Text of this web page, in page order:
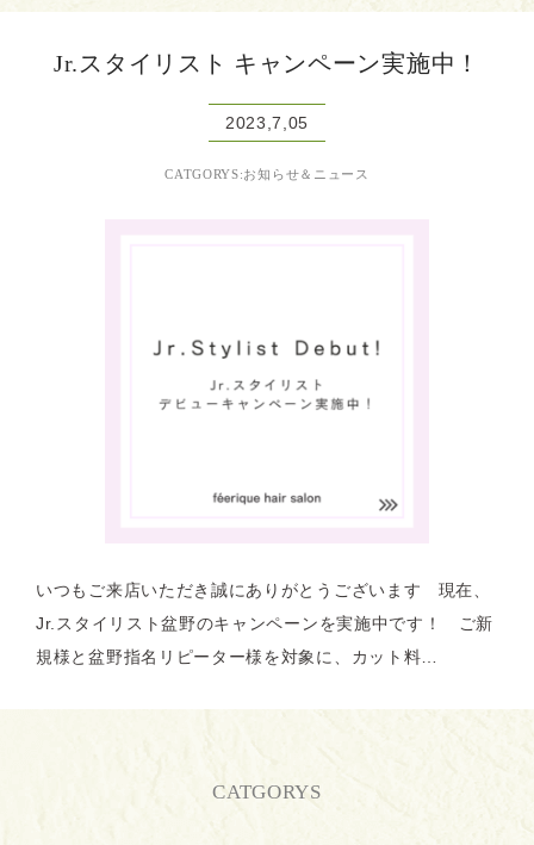
Jr.スタイリスト キャンペーン実施中！
2023,7,05
CATGORYS:お知らせ＆ニュース
いつもご来店いただき誠にありがとうございます 現在、
Jr.スタイリスト盆野のキャンペーンを実施中です！ ご新
規様と盆野指名リピーター様を対象に、カット料…
CATGORYS